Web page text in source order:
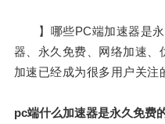
】哪些PC端加速器是永
器、永久免费、网络加速、
加速已经成为很多用户关注
pc端什么加速器是永久免费